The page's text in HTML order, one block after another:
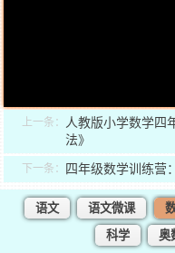
上一条：
人教版小学数学四
法》
下一条： 四年级数学训练营
语文 语文微课
科学
奥